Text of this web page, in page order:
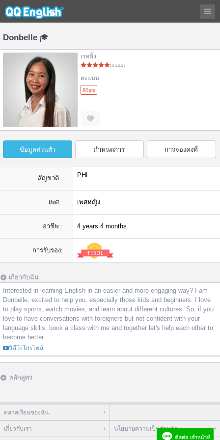
Donbelle
เรทติ้ง
(6544)
คะแนน
80pts
ข้อมูลส่วนตัว กำหนดการ การจองคงที่
สัญชาติ:: PHL
เพศ:: เพศหญิง
อาชีพ:: 4 years 4 months
การรับรอง:
เกี่ยวกับฉัน
Interested in learning English in an easier and more engaging way? I am
Donbelle, excited to help you, especially those kids and beginners. I love
to play sports, watch movies, and learn about different cultures. So, if you
love to have conversations with foreigners but not confident with your
language skills, book a class with me and together let's help each other to
become better.
วิดีโอโปรไฟล์
หลักสูตร
คลาสเรียนของฉัน
เกี่ยวกับเรา นโยบายความเป็นส่วนตัว